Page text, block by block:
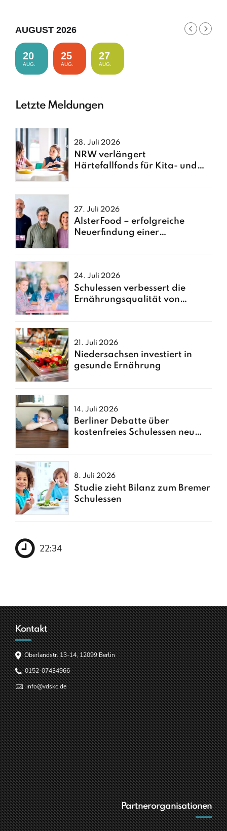
AUGUST 2026
20
AUG.
25
AUG.
27
AUG.
Letzte Meldungen
28. Juli 2026
NRW verlängert
Härtefallfonds für Kita- und
27. Juli 2026
AlsterFood – erfolgreiche
Neuerfindung einer
24. Juli 2026
Schulessen verbessert die
Ernährungsqualität von
21. Juli 2026
Niedersachsen investiert in
gesunde Ernährung
14. Juli 2026
Berliner Debatte über
kostenfreies Schulessen neu
8. Juli 2026
Studie zieht Bilanz zum Bremer
Schulessen
22:34
Kontakt
Oberlandstr. 13-14, 12099 Berlin
0152-07434966
info@vdskc.de
Partnerorganisationen